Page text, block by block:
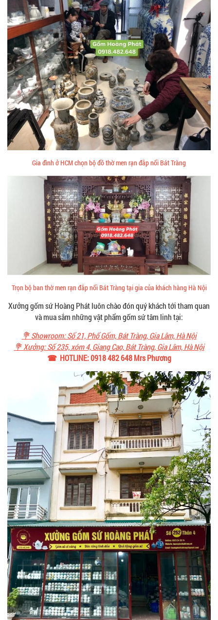
Gia đình ở HCM chọn bộ đồ thờ men rạn đắp nổi Bát Tràng
Trọn bộ ban thờ men rạn đắp nổi Bát Tràng tại gia của khách hàng Hà Nội
Xưởng gốm sứ Hoàng Phát luôn chào đón quý khách tới tham quan
và mua sắm những vật phẩm gốm sứ tâm linh tại:
💐 Showroom: Số 21, Phố Gốm, Bát Tràng, Gia Lâm, Hà Nội
💐 Xưởng: Số 235, xóm 4, Giang Cao, Bát Tràng, Gia Lâm, Hà Nội
☎ HOTLINE: 0918 482 648 Mrs Phương